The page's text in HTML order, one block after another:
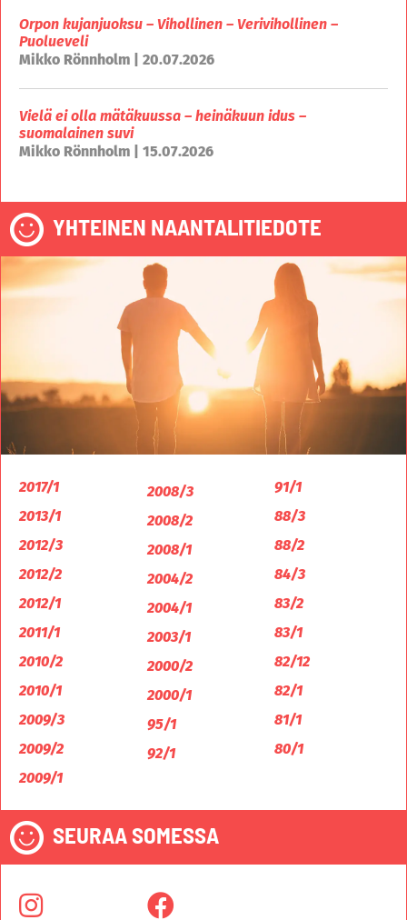
Orpon kujanjuoksu – Vihollinen – Verivihollinen –
Puolueveli
Mikko Rönnholm | 20.07.2026
Vielä ei olla mätäkuussa – heinäkuun idus –
suomalainen suvi
Mikko Rönnholm | 15.07.2026
YHTEINEN NAANTALITIEDOTE
2017/1
2013/1
2012/3
2012/2
2012/1
2011/1
2010/2
2010/1
2009/3
2009/2
2009/1
2008/3
2008/2
2008/1
2004/2
2004/1
2003/1
2000/2
2000/1
95/1
92/1
91/1
88/3
88/2
84/3
83/2
83/1
82/12
82/1
81/1
80/1
SEURAA SOMESSA